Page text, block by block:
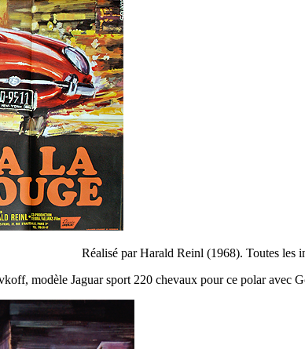
Réalisé par Harald Reinl (1968). Toutes les
modèle Jaguar sport 220 chevaux pour ce polar avec